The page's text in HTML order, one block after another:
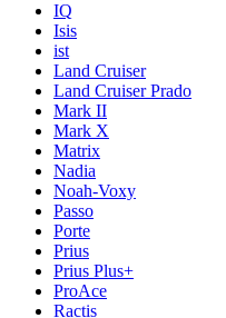
IQ
Isis
ist
Land Cruiser
Land Cruiser Prado
Mark II
Mark X
Matrix
Nadia
Noah-Voxy
Passo
Porte
Prius
Prius Plus+
ProAce
Ractis